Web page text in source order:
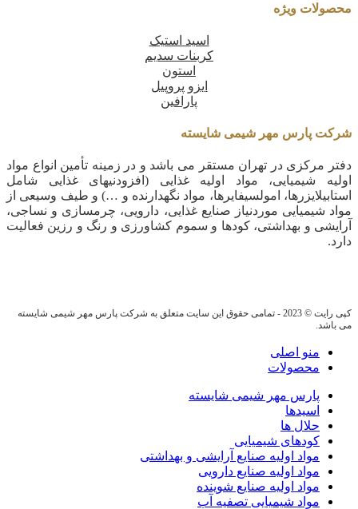
محصولات ویژه
اسید استیک
کربنات سدیم
استون
ایزو پروپیل
پارافین
شرکت پارس مهر شیمی شایسته
دفتر مرکزی در تهران مستقر می باشد و در زمینه تأمین انواع مواد
اولیه شیمیایی، مواد اولیه غذایی (افزودنیهای غذایی شامل
استابیلایزرها، امولسیفایرها، مواد نگهدارنده و …) و طیف وسیعی از
مواد شیمیایی موردنیاز صنایع غذایی، دارویی، چرمسازی و نساجی،
آرایشی و بهداشتی، کودها و سموم کشاورزی و رنگ و رزین فعالیت
دارد.
کپی رایت © 2023 - تمامی حقوق این سایت متعلق به شرکت پارس مهر شیمی شایسته
می باشد.
منو اصلی
محصولات
پارس مهر شیمی شایسته
اسیدها
حلال ها
کودهای شیمیایی
مواد اولیه صنایع آرایشی و بهداشتی
مواد اولیه صنایع دارویی
مواد اولیه صنایع شوینده
مواد شیمیایی تصفیه آب